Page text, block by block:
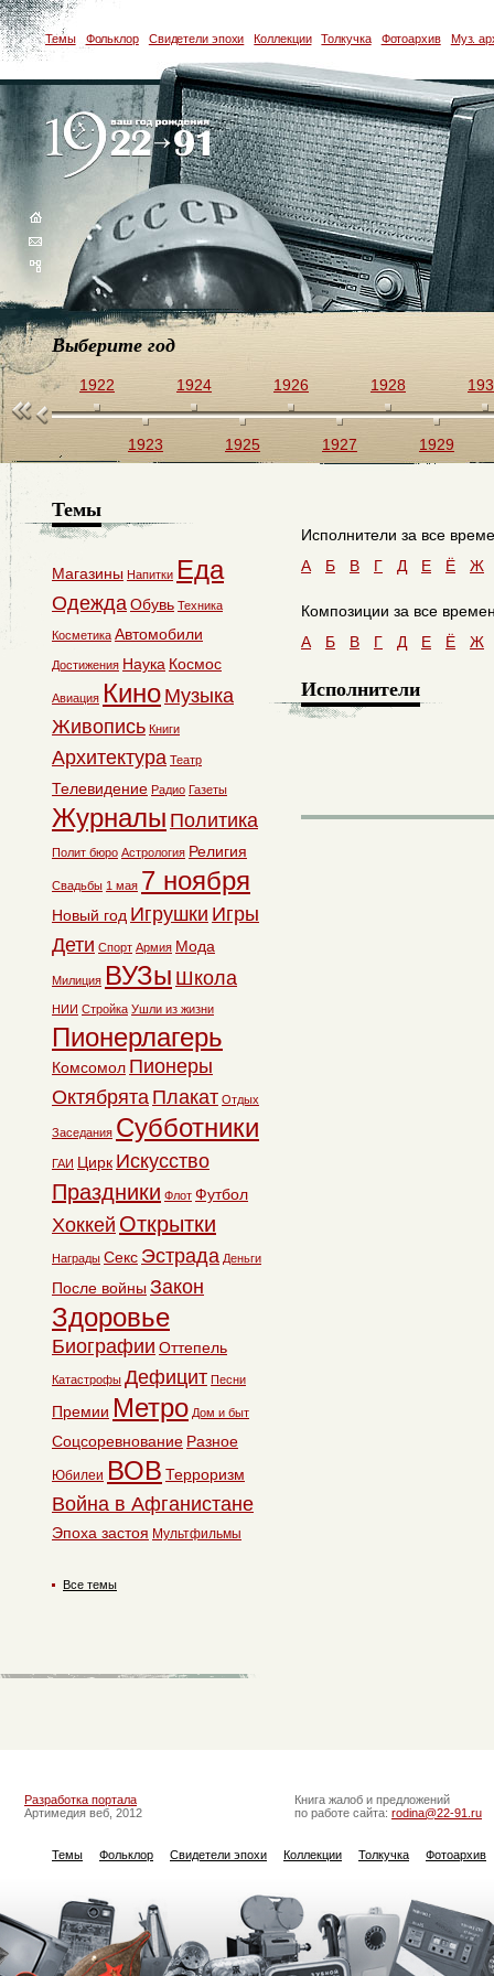
Темы Фольклор Свидетели эпохи Коллекции Толкучка Фотоархив Муз.
Выберите год
1922
1923
1924
1925
1926
1927
1928
1929
Исполнители за все
A
Б В Г Д Е Ё Ж
Композиции за все
A
Б В Г Д Е Ё Ж
Исполнители
Темы
Магазины Напитки Еда
ОдеждаОбувь Техника
Косметика Автомобили
Достижения Наука Космос
Авиация Кино Музыка
Живопись Книги
Архитектура Театр
Телевидение Радио Газеты
Журналы Политика
Полит бюро Астрология Религия
Свадьбы 1 мая 7 ноября
Новый год Игрушки Игры
Дети Спорт Армия Мода
Милиция ВУЗы Школа
НИИ Стройка Ушли из жизни
Пионерлагерь
Комсомол Пионеры
Октябрята Плакат Отдых
Заседания Субботники
ГАИ Цирк Искусство
Праздники Флот Футбол
Хоккей Открытки
Награды Секс Эстрада Деньги
После войны Закон
Здоровье
Биографии Оттепель
Катастрофы Дефицит Песни
Премии Метро Дом и быт
Соцсоревнование Разное
Юбилеи ВОВ Терроризм
Война в Афганистане
Эпоха застоя Мультфильмы
Все темы
Разработка портала
Артимедия веб, 2012
Книга жалоб и предложений
по работе сайта: rodina@22-91.ru
Темы Фольклор Свидетели эпохи Коллекции Толкучка Фотоархив